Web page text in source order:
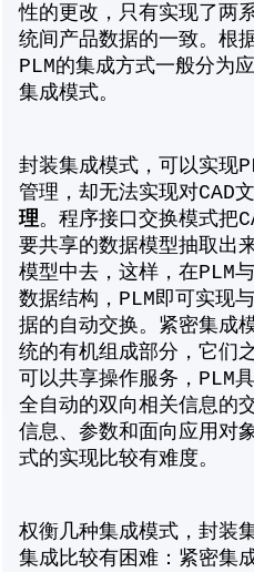
性的更改，只有实现了两
统间产品数据的一致。根
PLM的集成方式一般分为
集成模式。
封装集成模式，可以实现
管理，却无法实现对CAD
理。程序接口交换模式把
要共享的数据模型抽取出
模型中去，这样，在PLM
数据结构，PLM即可实现
据的自动交换。紧密集成
统的有机组成部分，它们
可以共享操作服务，PLM
全自动的双向相关信息的
信息、参数和面向应用对
式的实现比较有难度。
权衡几种集成模式，封装
集成比较有困难：紧密集